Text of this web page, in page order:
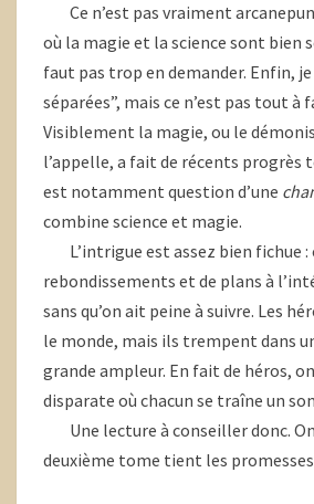
Ce n’est pas vraiment
où la magie et la science sont bien
faut pas trop en demander. Enfin, je
séparées”, mais ce n’est pas tout à
Visiblement la magie, ou le
l’appelle, a fait de récents progrès
est notamment question d’une
combine science et magie.
L’intrigue est assez bien fichue
rebondissements et de plans à
sans qu’on ait peine à suivre. Les
le monde, mais ils trempent dans
grande ampleur. En fait de héros,
disparate où chacun se traîne un
Une lecture à conseiller donc.
deuxième tome tient les